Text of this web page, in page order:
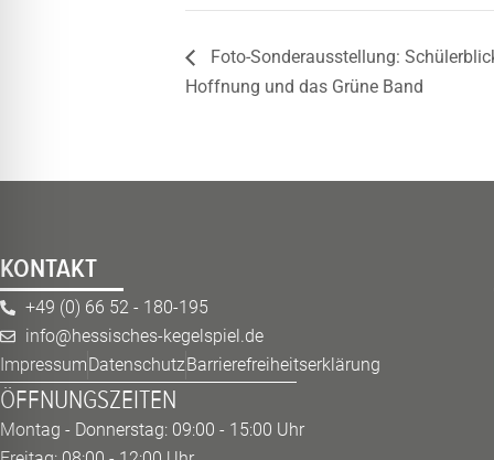
Foto-Sonderausstellung:
Hoffnung und das Grüne Band
KONTAKT
+49 (0) 66 52 - 180-195
info@hessisches-kegelspiel.de
ImpressumDatenschutzBarrierefreiheitserklärung
ÖFFNUNGSZEITEN
Montag - Donnerstag: 09:00 - 15:00 Uhr